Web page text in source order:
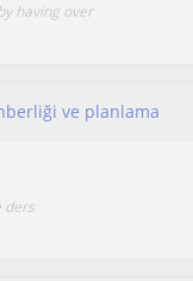
having over
ve planlama
ders